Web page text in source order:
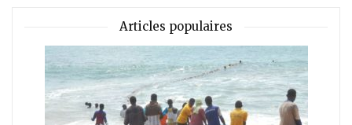
Articles populaires